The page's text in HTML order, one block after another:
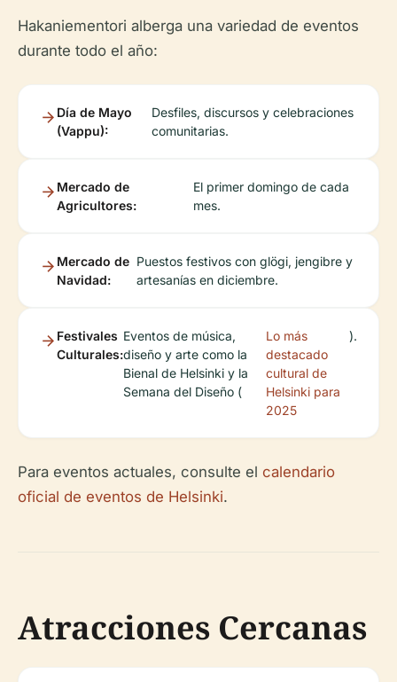
Hakaniementori alberga una variedad de eventos
durante todo el año:
Día de Mayo
(Vappu):
Desfiles, discursos y celebraciones
comunitarias.
Mercado de
Agricultores:
El primer domingo de cada
mes.
Mercado de
Navidad:
Puestos festivos con glögi, jengibre y
artesanías en diciembre.
Festivales
Culturales:
Eventos de música,
diseño y arte como la
Bienal de Helsinki y la
Semana del Diseño (
Lo más
destacado
cultural de
Helsinki para
2025
).
Para eventos actuales, consulte el calendario
oficial de eventos de Helsinki.
Atracciones Cercanas